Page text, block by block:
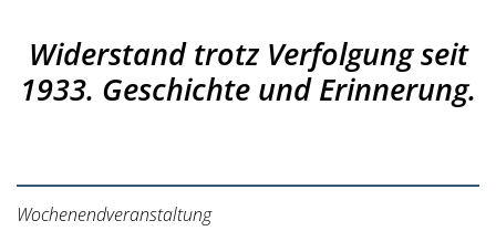
Widerstand trotz Verfolgung seit
1933. Geschichte und Erinnerung.
Wochenendveranstaltung